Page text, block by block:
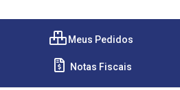
Meus Pedidos
Notas Fiscais